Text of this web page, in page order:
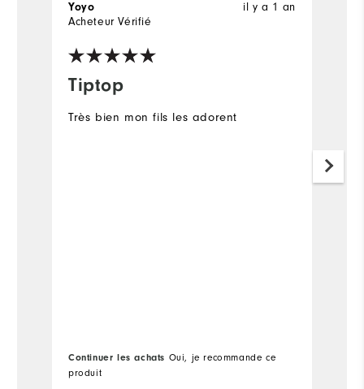
Tiptop
il y a 1 an
Yoyo
Acheteur Vérifié
Très bien mon fils les adorent
Continuer les achats Oui, je recommande ce
produit